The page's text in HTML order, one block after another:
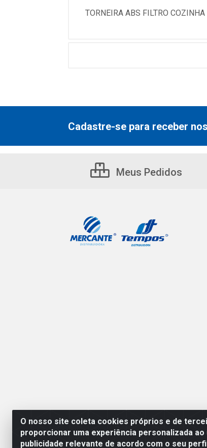
TORNEIRA ABS FILTRO
O nosso site coleta cookies próprios e de
proporcionar uma experiência personalizada
publicidade relevante de acordo com o seu
Cadastre-se para receber
Meus Pedidos
Mercante